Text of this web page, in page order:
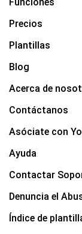
Precios
Plantillas
Blog
Acerca de
Contáctanos
Asóciate con
Ayuda
Contactar
Denuncia el
Índice de